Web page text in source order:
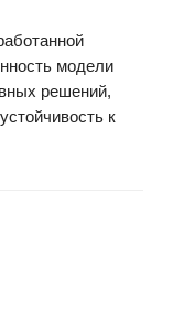
модели
решений,
к